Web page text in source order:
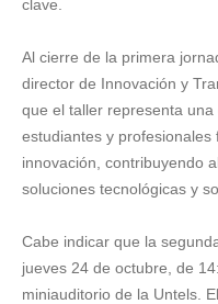
clave.
Al cierre de la primera
director de Innovación y
que el taller representa
estudiantes y
innovación, contribuyendo
soluciones tecnológicas y
Cabe indicar que la
jueves 24 de octubre, de
miniauditorio de la Untels.